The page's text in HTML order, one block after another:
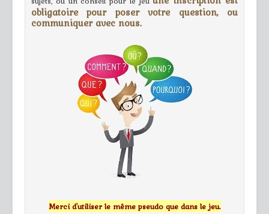
obligatoire pour poser votre question, ou
communiquer avec nous.
Merci d'utiliser le même pseudo que dans le jeu.